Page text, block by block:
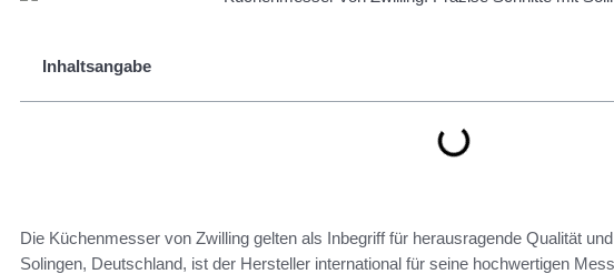
Inhaltsangabe
Die Küchenmesser von Zwilling gelten als Inbegriff für herausragende Qualität
Solingen, Deutschland, ist der Hersteller international für seine hochwertigen